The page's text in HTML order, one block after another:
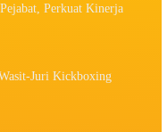
Perkuat Kinerja
Juri Kickboxing